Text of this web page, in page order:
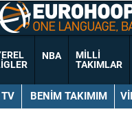
NBA
MILLI
TAKIMLAR
TV BENIM TAKIMIM